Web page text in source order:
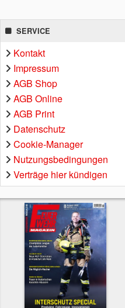
SERVICE
Kontakt
Impressum
AGB Shop
AGB Online
AGB Print
Datenschutz
Cookie-Manager
Nutzungsbedingungen
Verträge hier kündigen